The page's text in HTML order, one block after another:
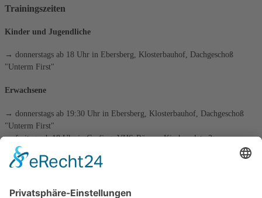
Trainingszeiten
Kinder und Jugendliche
→ donnerstags ab 18 Uhr in Ebersberg, Klosterbauhof, Dachgeschoß
"Unterm First"
Erwachsene
→ donnerstags ab 19:30 Uhr in Ebersberg, Klosterbauhof, Dachgeschoß
"Unterm First"
→ freitags ab 18 Uhr in Grafing, VHS-Räume, Kirchenplatz 3
die tägliche Schachaufgabe